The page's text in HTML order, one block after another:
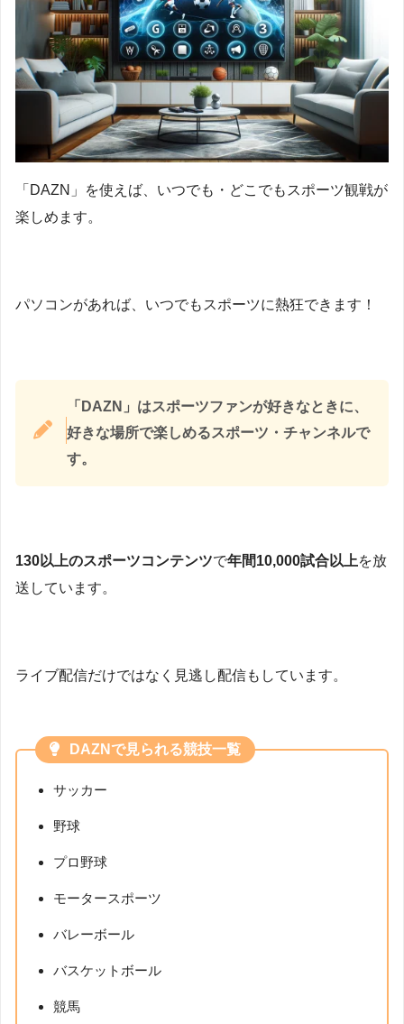
「DAZN」を使えば、いつでも・どこでもスポーツ観戦が
楽しめます。
パソコンがあれば、いつでもスポーツに熱狂できます！
「DAZN」はスポーツファンが好きなときに、
好きな場所で楽しめるスポーツ・チャンネルで
す。
130以上のスポーツコンテンツで年間10,000試合以上を放
送しています。
ライブ配信だけではなく見逃し配信もしています。
DAZNで見られる競技一覧
サッカー
野球
プロ野球
モータースポーツ
バレーボール
バスケットボール
競馬